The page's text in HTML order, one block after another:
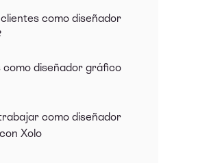
como diseñador
como diseñador gráfico
como diseñador
Xolo